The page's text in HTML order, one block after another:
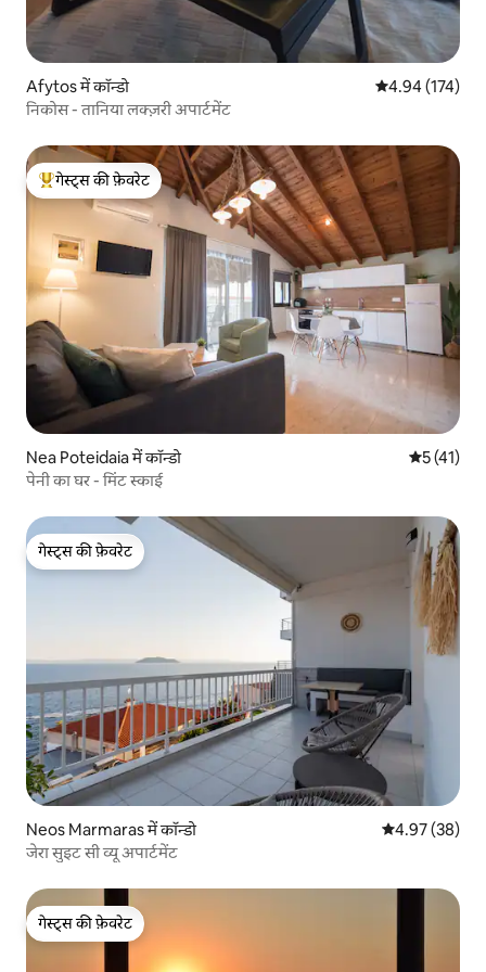
Afytos में कॉन्डो औसत रेटिंग 5 में से
4.94 (174)
निकोस - तानिया लक्ज़री अपार्टमेंट
गेस्ट्स का टॉप फ़ेवरेट
गेस्ट्स की फ़ेवरेट
Nea Poteidaia में कॉन्डो औसत रेटिंग
5 (41)
पेनी का घर - मिंट स्काई
गेस्ट्स की फ़ेवरेट
गेस्ट्स की फ़ेवरेट
Neos Marmaras में कॉन्डो औसत रेटिंग 5 में
4.97 (38)
जेरा सुइट सी व्यू अपार्टमेंट
गेस्ट्स की फ़ेवरेट
गेस्ट्स की फ़ेवरेट